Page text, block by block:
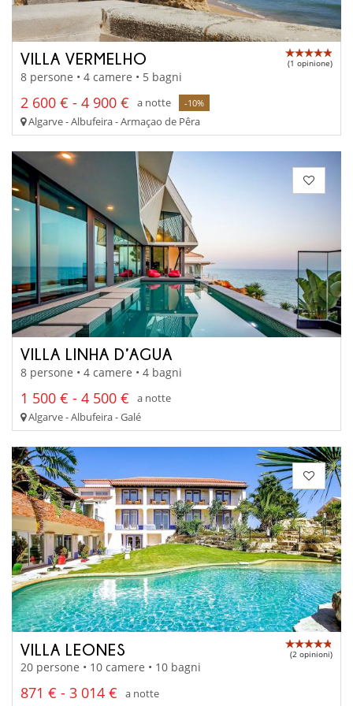
VILLA VERMELHO (1 opinione)
8 persone • 4 camere • 5 bagni
2 600 € - 4 900 € a notte -10%
Algarve - Albufeira - Armaçao de Pêra
VILLA LINHA D’AGUA
8 persone • 4 camere • 4 bagni
1 500 € - 4 500 €
a notte
Algarve - Albufeira - Galé
VILLA LEONES (2 opinioni)
20 persone • 10 camere • 10 bagni
871 € - 3 014 €
a notte